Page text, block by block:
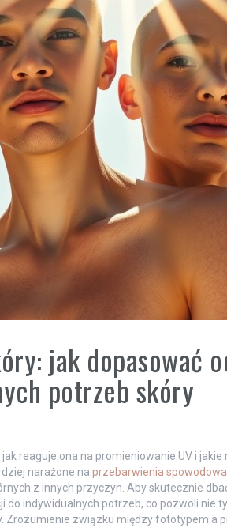
jak dopasować
potrzeb skóry
reaguje ona na promieniowanie UV i jakie
narażone na przebarwienia
z innych przyczyn. Aby skutecznie
do indywidualnych potrzeb, co pozwoli nie
Zrozumienie związku między fototypem a